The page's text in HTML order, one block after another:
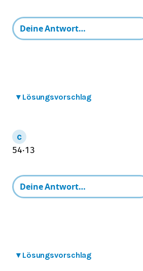
▾ Lösungsvorschlag
54⋅1 3
▾ Lösungsvorschlag